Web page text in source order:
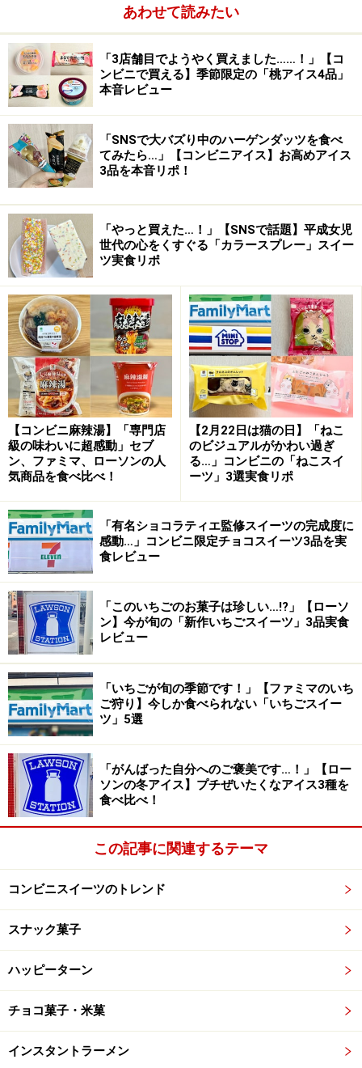
そして今回、ハウスからギャバンスパイスを使用した成
型ポテトチップ『GABAN POTATO CHIPS』が発売され
ました。ハウスはかつて『チップスカンパニー』を販売
していましたが、その後継商品ということになるようで
す。
パッケージはスパイス缶と同様、メタリックな色に
『GABAN』のロゴが入っているシックなパッケージで
す。缶好きな私としては、スパイス同様スチール缶を期
らびきブラックペパー』と『チリペパー』の2種類。ポ
テトにスパイスを練りこみ・振りかけて揚げてありま
す。
内袋は2つ入っています。他社の成型ポテトチップスの
内袋は1つのことが多いですが、2つに分かれていると湿
気ないのでいいですね。
爽やかな大人の辛さ
あらびきブラックペパーはコショウのつぶつぶがよく見
えます。チリペパーは他社チリペッパー入り製品同様、
赤っぽい色になっています。
試食してみますと、これが意外に辛い。『暴君ハバネ
ロ』のような破壊的な辛さではありませんが、普通のポ
テトチップスのつもりで食べると驚きます。ブラックペ
ワ辛さがやってきます。
ポテトチップとしておいしく食べられる辛さが良いと思
います。同社カレールーのキャッチフレーズではありま
せんが、さわやかな大人の辛さでヒデキも感激すること
あわせて読みたい
「3店舗目でようやく買えました……！」【コ
ンビニで買える】季節限定の「桃アイス4品」
本音レビュー
「SNSで大バズり中のハーゲンダッツを食べ
てみたら…」【コンビニアイス】お高めアイス
3品を本音リポ！
「やっと買えた…！」【SNSで話題】平成女児
世代の心をくすぐる「カラースプレー」スイー
ツ実食リポ
【コンビニ麻辣湯】「専門店
級の味わいに超感動」セブ
ン、ファミマ、ローソンの人
気商品を食べ比べ！
【2月22日は猫の日】「ねこ
のビジュアルがかわい過ぎ
る…」コンビニの「ねこスイ
ーツ」3選実食リポ
「有名ショコラティエ監修スイーツの完成度に
感動…」コンビニ限定チョコスイーツ3品を実
食レビュー
「このいちごのお菓子は珍しい…!?」【ローソ
ン】今が旬の「新作いちごスイーツ」3品実食
レビュー
「いちごが旬の季節です！」【ファミマのいち
ご狩り】今しか食べられない「いちごスイー
ツ」5選
「がんばった自分へのご褒美です…！」【ロー
ソンの冬アイス】プチぜいたくなアイス3種を
食べ比べ！
この記事に関連するテーマ
コンビニスイーツのトレンド
スナック菓子
ハッピーターン
チョコ菓子・米菓
インスタントラーメン